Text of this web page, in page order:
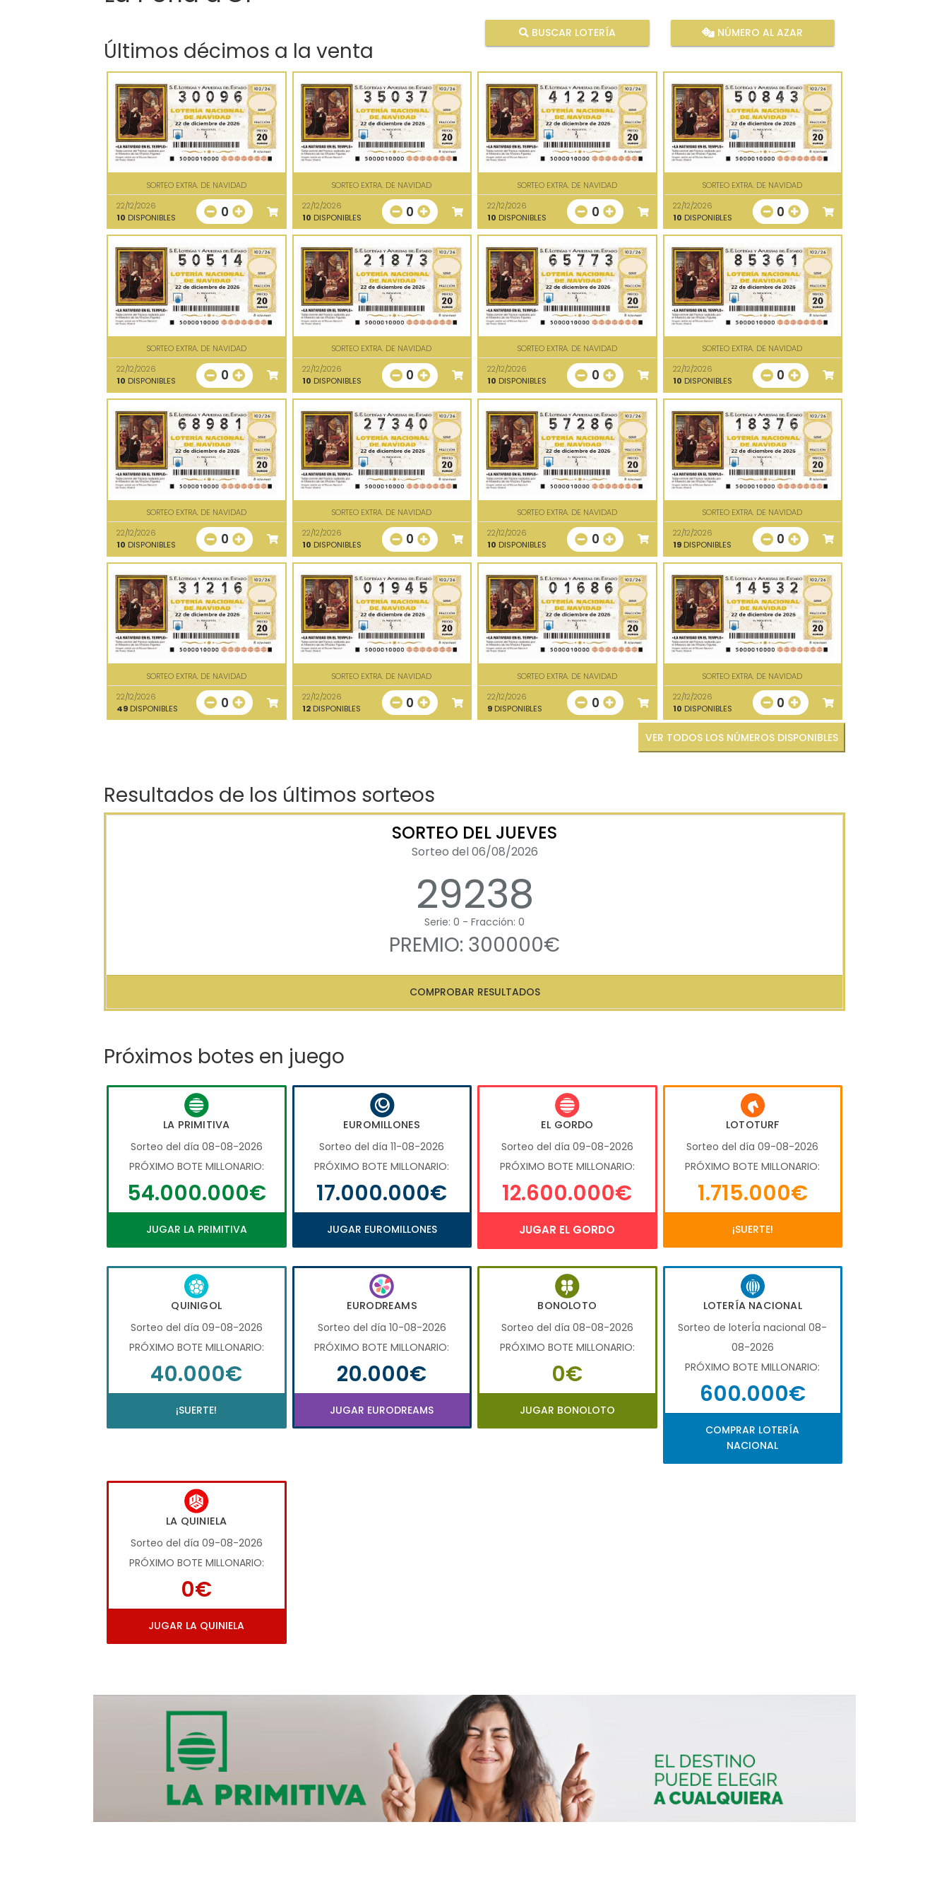
Últimos décimos a la venta
BUSCAR LOTERÍA NÚMERO AL AZAR
SORTEO EXTRA. DE NAVIDAD
22/12/2026
10 DISPONIBLES 0
SORTEO EXTRA. DE NAVIDAD
22/12/2026
10 DISPONIBLES 0
SORTEO EXTRA. DE NAVIDAD
22/12/2026
10 DISPONIBLES 0
SORTEO EXTRA. DE NAVIDAD
22/12/2026
10 DISPONIBLES 0
SORTEO EXTRA. DE NAVIDAD
22/12/2026
10 DISPONIBLES 0
SORTEO EXTRA. DE NAVIDAD
22/12/2026
10 DISPONIBLES 0
SORTEO EXTRA. DE NAVIDAD
22/12/2026
10 DISPONIBLES 0
SORTEO EXTRA. DE NAVIDAD
22/12/2026
10 DISPONIBLES 0
SORTEO EXTRA. DE NAVIDAD
22/12/2026
10 DISPONIBLES 0
SORTEO EXTRA. DE NAVIDAD
22/12/2026
10 DISPONIBLES 0
SORTEO EXTRA. DE NAVIDAD
22/12/2026
10 DISPONIBLES 0
SORTEO EXTRA. DE NAVIDAD
22/12/2026
19DISPONIBLES 0
SORTEO EXTRA. DE NAVIDAD
22/12/2026
49 DISPONIBLES 0
SORTEO EXTRA. DE NAVIDAD
22/12/2026
12DISPONIBLES 0
SORTEO EXTRA. DE NAVIDAD
22/12/2026
9 DISPONIBLES 0
SORTEO EXTRA. DE NAVIDAD
22/12/2026
10 DISPONIBLES 0
VER TODOS LOS NÚMEROS DISPONIBLES
Resultados de los últimos sorteos
SORTEO DEL JUEVES
Sorteo del 06/08/2026
29238
Serie: 0 - Fracción: 0
PREMIO: 300000€
COMPROBAR RESULTADOS
Próximos botes en juego
LA PRIMITIVA
Sorteo del día 08-08-2026
PRÓXIMO BOTE MILLONARIO:
54.000.000€
JUGAR LA PRIMITIVA
EUROMILLONES
Sorteo del día 11-08-2026
PRÓXIMO BOTE MILLONARIO:
17.000.000€
JUGAR EUROMILLONES
EL GORDO
Sorteo del día 09-08-2026
PRÓXIMO BOTE MILLONARIO:
12.600.000€
JUGAR EL GORDO
LOTOTURF
Sorteo del día 09-08-2026
PRÓXIMO BOTE MILLONARIO:
1.715.000€
¡SUERTE!
QUINIGOL
Sorteo del día 09-08-2026
PRÓXIMO BOTE MILLONARIO:
40.000€
¡SUERTE!
EURODREAMS
Sorteo del día 10-08-2026
PRÓXIMO BOTE MILLONARIO:
20.000€
JUGAR EURODREAMS
BONOLOTO
Sorteo del día 08-08-2026
PRÓXIMO BOTE MILLONARIO:
0€
JUGAR BONOLOTO
LOTERÍA NACIONAL
Sorteo de loterÍa nacional 08-
08-2026
PRÓXIMO BOTE MILLONARIO:
600.000€
COMPRAR LOTERÍA
NACIONAL
LA QUINIELA
Sorteo del día 09-08-2026
PRÓXIMO BOTE MILLONARIO:
0€
JUGAR LA QUINIELA